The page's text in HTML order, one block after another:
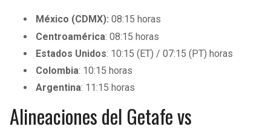
México (CDMX):08:15 horas
Centroamérica: 08:15 horas
Estados Unidos: 10:15 (ET) / 07:15 (PT) horas
Colombia: 10:15 horas
Argentina: 11:15 horas
Alineaciones del Getafe vs